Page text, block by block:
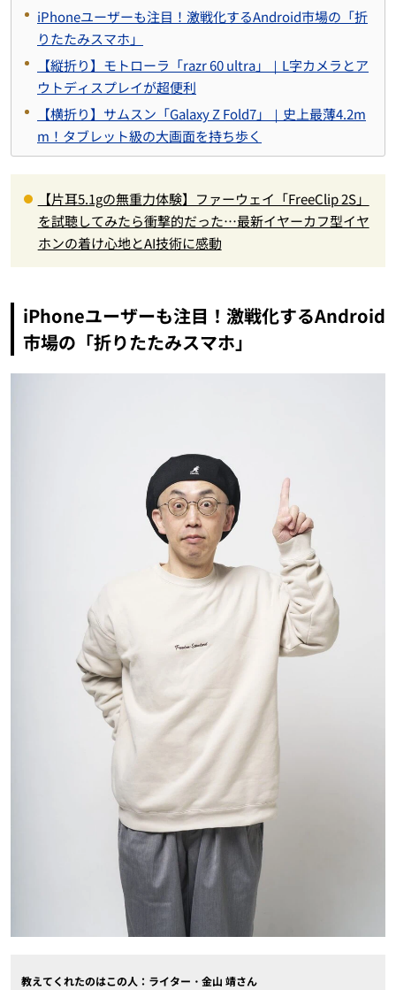
iPhoneユーザーも注目！激戦化するAndroid市場の「折
りたたみスマホ」
【縦折り】モトローラ「razr 60 ultra」｜L字カメラとア
ウトディスプレイが超便利
【横折り】サムスン「Galaxy Z Fold7」｜史上最薄4.2m
m！タブレット級の大画面を持ち歩く
【片耳5.1gの無重力体験】ファーウェイ「FreeClip 2S」
を試聴してみたら衝撃的だった…最新イヤーカフ型イヤ
ホンの着け心地とAI技術に感動
iPhoneユーザーも注目！激戦化するAndroid
市場の「折りたたみスマホ」
教えてくれたのはこの人：ライター・金山 靖さん